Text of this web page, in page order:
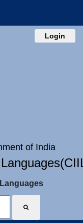
Login
of India